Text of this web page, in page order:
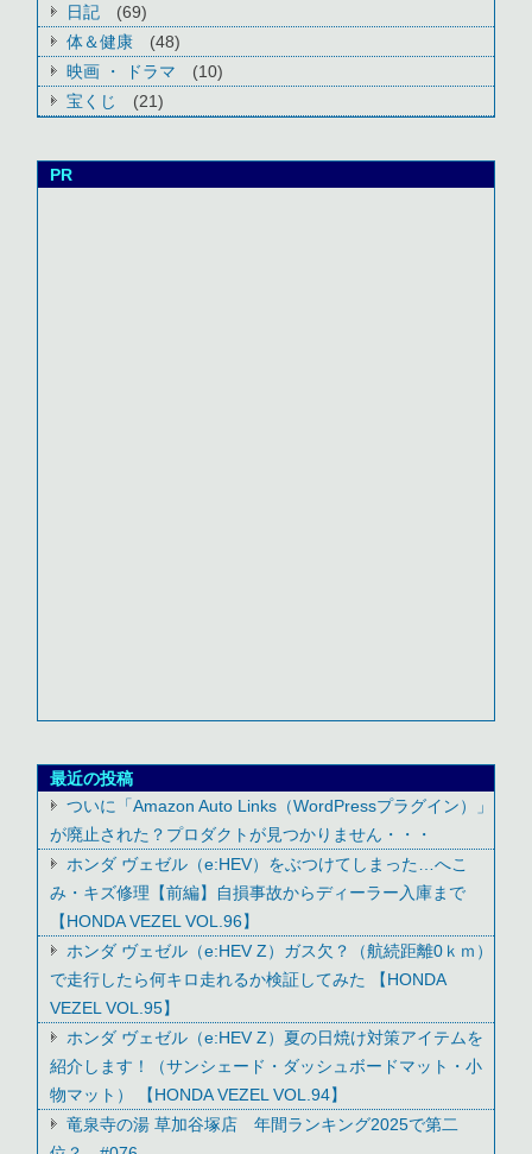
日記
(69)
体＆健康
(48)
映画 ・ ドラマ
(10)
宝くじ
(21)
PR
最近の投稿
ついに「Amazon Auto Links（WordPressプラグイン）」
が廃止された？プロダクトが見つかりません・・・
ホンダ ヴェゼル（e:HEV）をぶつけてしまった…へこ
み・キズ修理【前編】自損事故からディーラー入庫まで
【HONDA VEZEL VOL.96】
ホンダ ヴェゼル（e:HEV Z）ガス欠？（航続距離0ｋｍ）
で走行したら何キロ走れるか検証してみた 【HONDA
VEZEL VOL.95】
ホンダ ヴェゼル（e:HEV Z）夏の日焼け対策アイテムを
紹介します！（サンシェード・ダッシュボードマット・小
物マット） 【HONDA VEZEL VOL.94】
竜泉寺の湯 草加谷塚店 年間ランキング2025で第二